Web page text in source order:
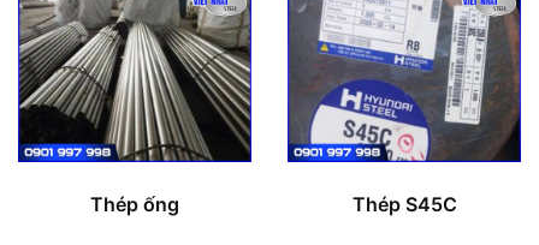
Thép ống Thép S45C